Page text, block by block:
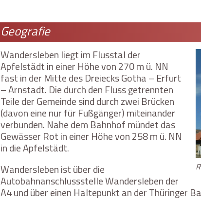
Geografie
Wandersleben liegt im Flusstal der
Apfelstädt in einer Höhe von 270 m ü. NN
fast in der Mitte des Dreiecks Gotha – Erfurt
– Arnstadt. Die durch den Fluss getrennten
Teile der Gemeinde sind durch zwei Brücken
(davon eine nur für Fußgänger) miteinander
verbunden. Nahe dem Bahnhof mündet das
Gewässer Rot in einer Höhe von 258 m ü. NN
in die Apfelstädt.
Wandersleben ist über die
Autobahnanschlussstelle Wandersleben der
A4 und über einen Haltepunkt an der Thüringer